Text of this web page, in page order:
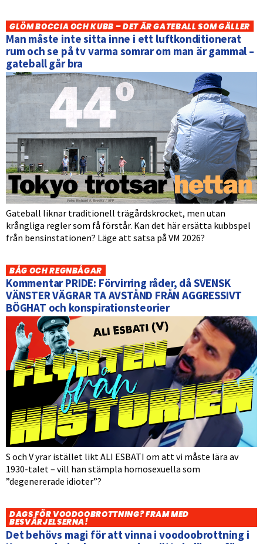
GLÖM BOCCIA OCH KUBB – DET ÄR GATEBALL SOM GÄLLER
Man måste inte sitta inne i ett luftkonditionerat
rum och se på tv varma somrar om man är gammal –
gateball går bra
Gateball liknar traditionell trägårdskrocket, men utan
krångliga regler som få förstår. Kan det här ersätta kubbspel
från bensinstationen? Läge att satsa på VM 2026?
BÅG OCH REGNBÅGAR
Kommentar PRIDE: Förvirring råder, då SVENSK
VÄNSTER VÄGRAR TA AVSTÅND FRÅN AGGRESSIVT
BÖGHAT och konspirationsteorier
S och V yrar istället likt ALI ESBATI om att vi måste lära av
1930-talet – vill han stämpla homosexuella som
”degenererade idioter”?
DAGS FÖR VOODOOBROTTNING? FRAM MED
BESVÄRJELSERNA!
Det behövs magi för att vinna i voodoobrottning i